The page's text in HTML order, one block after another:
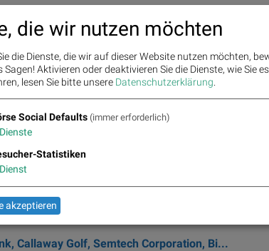
Gazprom, Biogen Idec, Semtech C...
BiogenIdec-1.99% 06.09 17:48 ... theflynews Gilead,
Inc., BIOGEN IDEC Inc., Abbott Laborator...
...
Costco Co., BIOGEN IDEC Inc., KLA-Tenco...
...
Callaway Golf, Semtech Corporation, Bi...
die wir nutzen möchten
die Dienste, die wir auf dieser Website nutzen möchten,
Sagen! Aktivieren oder deaktivieren Sie die Dienste, wie Sie
lesen Sie bitte unsere Datenschutzerklärung
Social Defaults (immer erforderlich)
Dienste
Statistiken
Dienst
akzeptieren